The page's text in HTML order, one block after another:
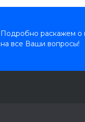
Подробно раскажем о
на все Ваши вопросы!